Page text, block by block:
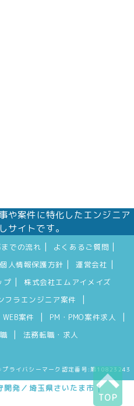
開発／埼玉県さいたま市｜
や案件に特化したエンジニア
サイトです。
TOP
での流れ よくあるご質問
個人情報保護方針 運営会社
プ
株式会社エムアイメイズ
フラエンジニア案件
WEB案件 PM・PMO案件求人
法務転職・求人
イバシーマーク認定番号:第10823243